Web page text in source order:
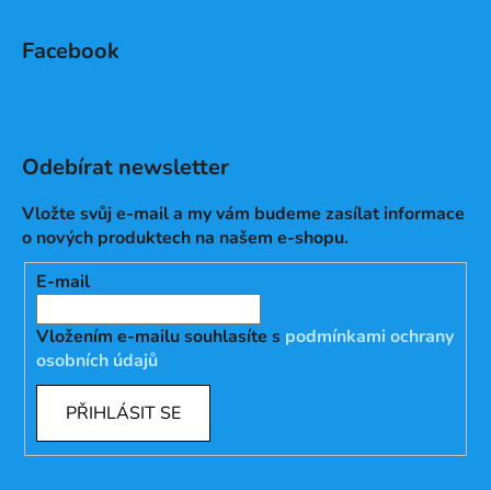
Facebook
Odebírat newsletter
Vložte svůj e-mail a my vám budeme zasílat informace
o nových produktech na našem e-shopu.
E-mail
Vložením e-mailu souhlasíte s podmínkami ochrany
osobních údajů
PŘIHLÁSIT SE